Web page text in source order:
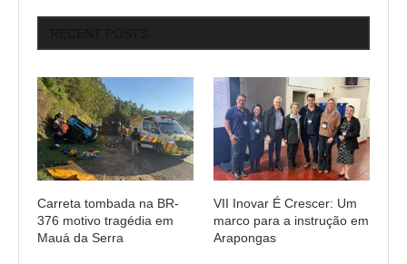
Carreta tombada na BR-
376 motivo tragédia em
Mauá da Serra
VII Inovar É Crescer: Um
marco para a instrução em
Arapongas